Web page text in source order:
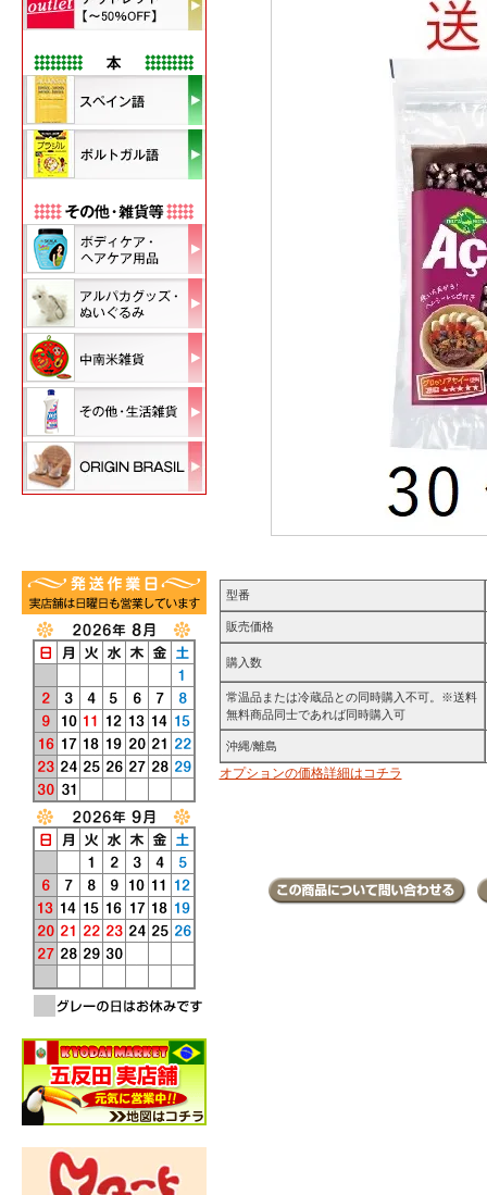
型番
販売価格
購入数
常温品または冷蔵品との同時購入不可。※送料
無料商品同士であれば同時購入可
沖縄/離島
オプションの価格詳細はコチラ